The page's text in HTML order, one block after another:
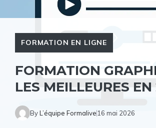
FORMATION EN LIGNE
FORMATION
LES MEILLEURES
ByL’équipe Formalive 16 mai 2026